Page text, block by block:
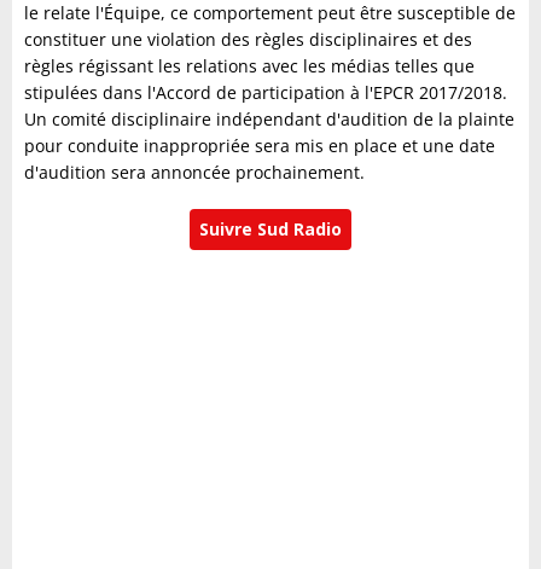
le relate l'Équipe, ce comportement peut être susceptible de
constituer une violation des règles disciplinaires et des
règles régissant les relations avec les médias telles que
stipulées dans l'Accord de participation à l'EPCR 2017/2018.
Un comité disciplinaire indépendant d'audition de la plainte
pour conduite inappropriée sera mis en place et une date
d'audition sera annoncée prochainement.
Suivre Sud Radio